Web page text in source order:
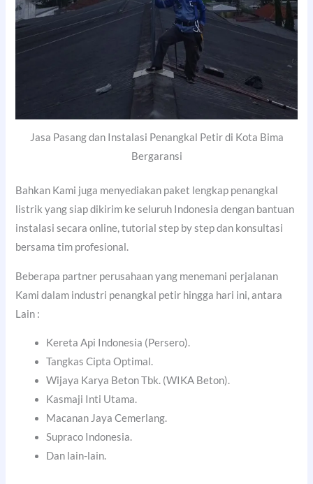
Jasa Pasang dan Instalasi Penangkal Petir di Kota Bima
Bergaransi
Bahkan Kami juga menyediakan paket lengkap penangkal
listrik yang siap dikirim ke seluruh Indonesia dengan bantuan
instalasi secara online, tutorial step by step dan konsultasi
bersama tim profesional.
Beberapa partner perusahaan yang menemani perjalanan
Kami dalam industri penangkal petir hingga hari ini, antara
Lain :
Kereta Api Indonesia (Persero).
Tangkas Cipta Optimal.
Wijaya Karya Beton Tbk. (WIKA Beton).
Kasmaji Inti Utama.
Macanan Jaya Cemerlang.
Supraco Indonesia.
Dan lain-lain.